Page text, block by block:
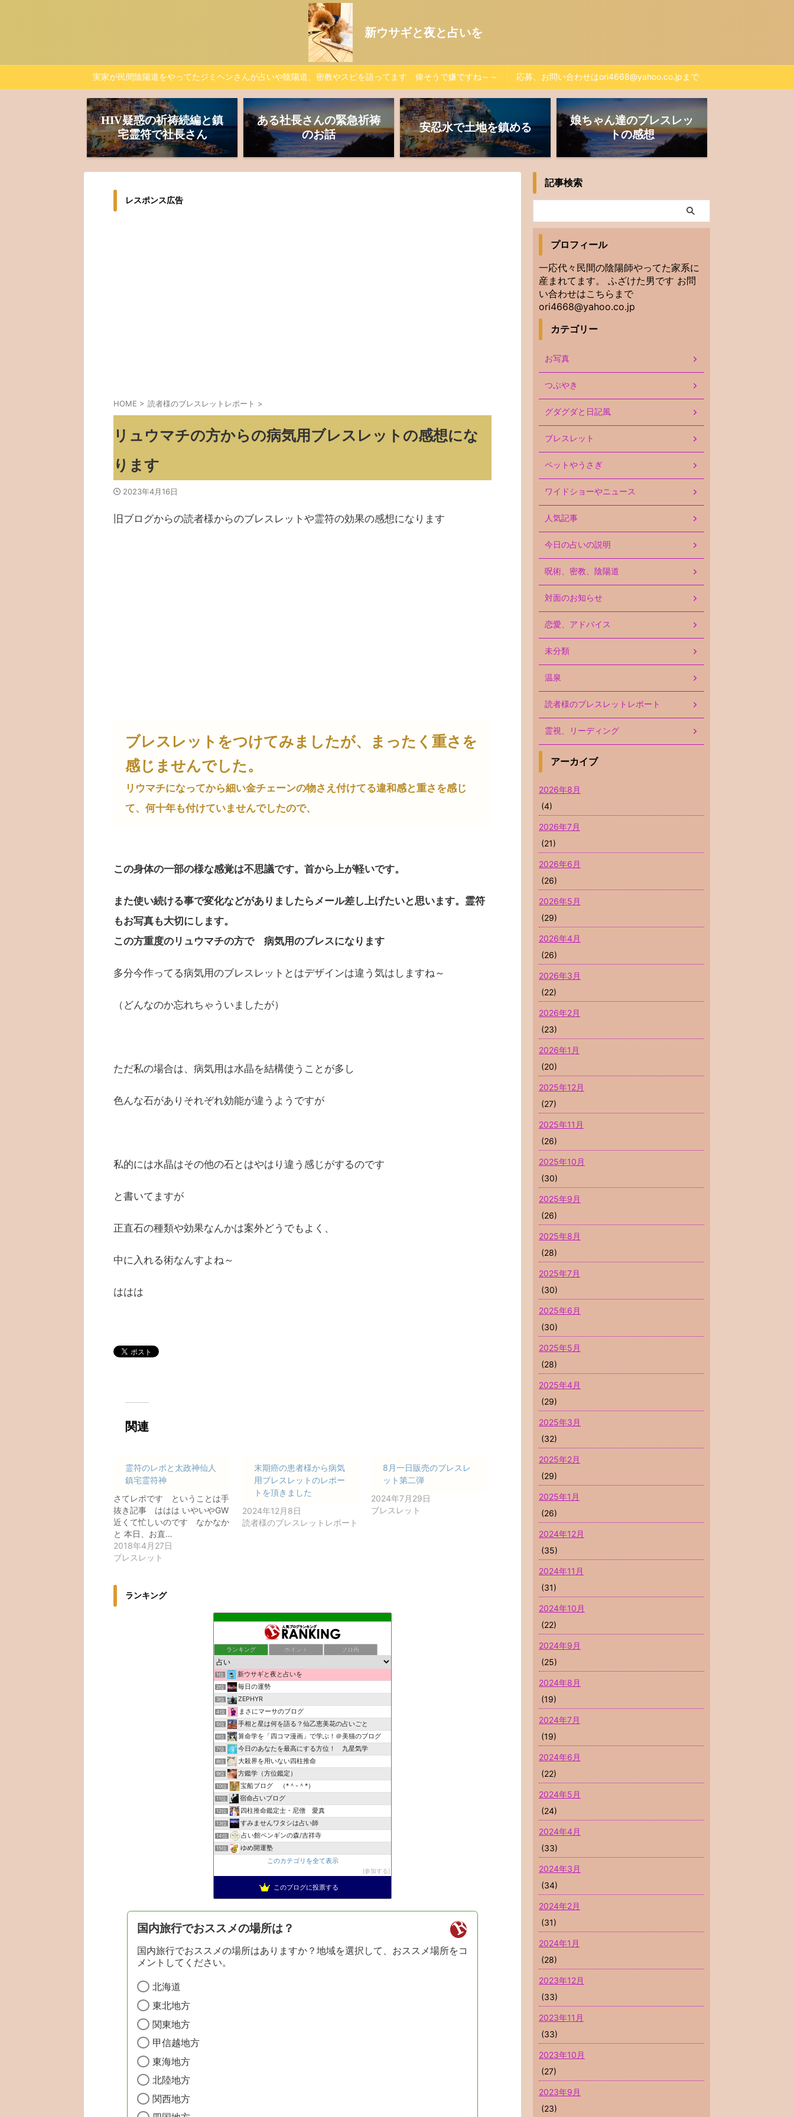
新ウサギと夜と占いを
実家が民間陰陽道をやってたジミヘンさんが占いや陰陽道、密教やスピを語ってます 偉そうで嫌ですね～～ 応募、お問い合わせはori4668@yahoo.co.jpまで
HIV疑惑の祈祷続編と鎮
宅霊符で社長さん
ある社長さんの緊急祈祷
のお話
安忍水で土地を鎮める
娘ちゃん達のブレスレッ
トの感想
レスポンス広告
HOME > 読者様のブレスレットレポート >
リュウマチの方からの病気用ブレスレットの感想にな
ります
2023年4月16日
旧ブログからの読者様からのブレスレットや霊符の効果の感想になります
ブレスレットをつけてみましたが、まったく重さを
感じませんでした。
リウマチになってから細い金チェーンの物さえ付けてる違和感と重さを感じ
て、何十年も付けていませんでしたので、
この身体の一部の様な感覚は不思議です。首から上が軽いです。
また使い続ける事で変化などがありましたらメール差し上げたいと思います。霊符
もお写真も大切にします。
この方重度のリュウマチの方で 病気用のブレスになります
多分今作ってる病気用のブレスレットとはデザインは違う気はしますね～
（どんなのか忘れちゃういましたが）
ただ私の場合は、病気用は水晶を結構使うことが多し
色んな石がありそれぞれ効能が違うようですが
私的には水晶はその他の石とはやはり違う感じがするのです
と書いてますが
正直石の種類や効果なんかは案外どうでもよく、
中に入れる術なんすよね～
ははは
関連
霊符のレポと太政神仙人
鎮宅霊符神
さてレポです ということは手
抜き記事 ははは いやいやGW
近くて忙しいのです なかなか
と 本日、お直…
2018年4月27日
ブレスレット
末期癌の患者様から病気
用ブレスレットのレポー
トを頂きました
2024年12月8日
読者様のブレスレットレポート
8月一日販売のブレスレ
ット第二弾
2024年7月29日
ブレスレット
ランキング
ランキング ポイント ブロ画
1位 新ウサギと夜と占いを
2位 毎日の運勢
3位 ZEPHYR
4位 まさにマーサのブログ
5位 手相と星は何を語る？仙乙恵美花の占いごと
6位 算命学を「四コマ漫画」で学ぶ！＠美猫のブログ
7位 今日のあなたを最高にする方位！ 九星気学
8位 大殺界を用いない四柱推命
9位 方鑑学（方位鑑定）
10位 宝船ブログ （*＾-＾*）
11位 宿命占いブログ
12位 四柱推命鑑定士・尼僧 愛真
13位 すみませんワタシは占い師
14位 占い館ペンギンの森/吉祥寺
15位
ゆめ開運塾
このカテゴリを全て表示
参加する
このブログに投票する
記事検索
プロフィール
一応代々民間の陰陽師やってた家系に
産まれてます。 ふざけた男です お問
い合わせはこちらまで
ori4668@yahoo.co.jp
カテゴリー
お写真
つぶやき
グダグダと日記風
ブレスレット
ペットやうさぎ
ワイドショーやニュース
人気記事
今日の占いの説明
呪術、密教、陰陽道
対面のお知らせ
恋愛、アドバイス
未分類
温泉
読者様のブレスレットレポート
霊視、リーディング
アーカイブ
2026年8月
(4)
2026年7月
(21)
2026年6月
(26)
2026年5月
(29)
2026年4月
(26)
2026年3月
(22)
2026年2月
(23)
2026年1月
(20)
2025年12月
(27)
2025年11月
(26)
2025年10月
(30)
2025年9月
(26)
2025年8月
(28)
2025年7月
(30)
2025年6月
(30)
2025年5月
(28)
2025年4月
(29)
2025年3月
(32)
2025年2月
(29)
2025年1月
(26)
2024年12月
(35)
2024年11月
(31)
2024年10月
(22)
2024年9月
(25)
2024年8月
(19)
2024年7月
(19)
2024年6月
(22)
2024年5月
(24)
2024年4月
(33)
2024年3月
(34)
2024年2月
(31)
2024年1月
(28)
2023年12月
(33)
2023年11月
(33)
2023年10月
(27)
2023年9月
(23)